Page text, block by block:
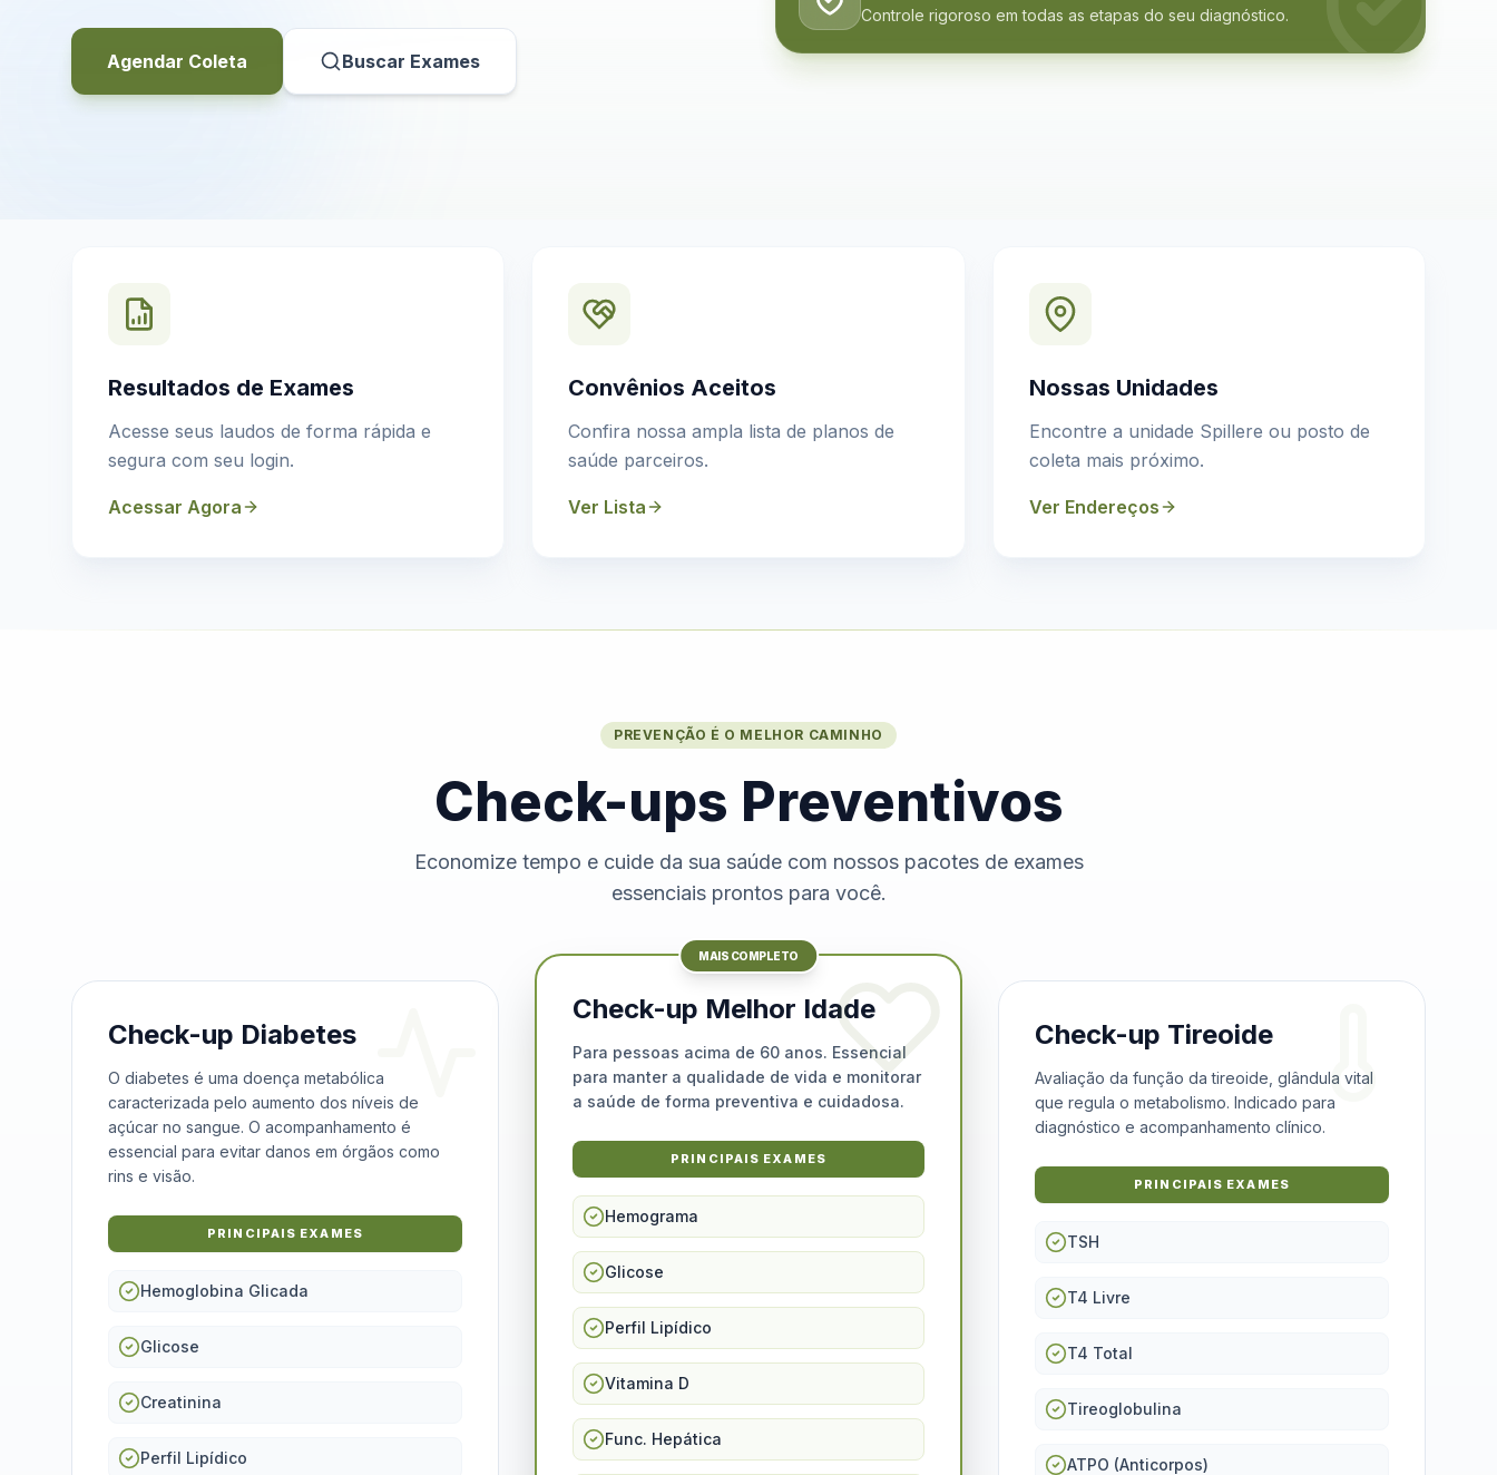
Agendar Coleta Buscar Exames
Controle rigoroso em todas as etapas do seu diagnóstico.
Resultados de Exames
Acesse seus laudos de forma rápida e
segura com seu login.
Acessar Agora
Convênios Aceitos
Confira nossa ampla lista de planos de
saúde parceiros.
Ver Lista
Nossas Unidades
Encontre a unidade Spillere ou posto de
coleta mais próximo.
Ver Endereços
PREVENÇÃO É O MELHOR CAMINHO
Check-ups Preventivos
Economize tempo e cuide da sua saúde com nossos pacotes de exames
essenciais prontos para você.
Check-up Diabetes
O diabetes é uma doença metabólica
caracterizada pelo aumento dos níveis de
açúcar no sangue. O acompanhamento é
essencial para evitar danos em órgãos como
rins e visão.
PRINCIPAIS EXAMES
Hemoglobina Glicada
Glicose
Creatinina
Perfil Lipídico
MAIS COMPLETO
Check-up Melhor Idade
Para pessoas acima de 60 anos. Essencial
para manter a qualidade de vida e monitorar
a saúde de forma preventiva e cuidadosa.
PRINCIPAIS EXAMES
Hemograma
Glicose
Perfil Lipídico
Vitamina D
Func. Hepática
Check-up Tireoide
Avaliação da função da tireoide, glândula vital
que regula o metabolismo. Indicado para
diagnóstico e acompanhamento clínico.
PRINCIPAIS EXAMES
TSH
T4 Livre
T4 Total
Tireoglobulina
ATPO (Anticorpos)